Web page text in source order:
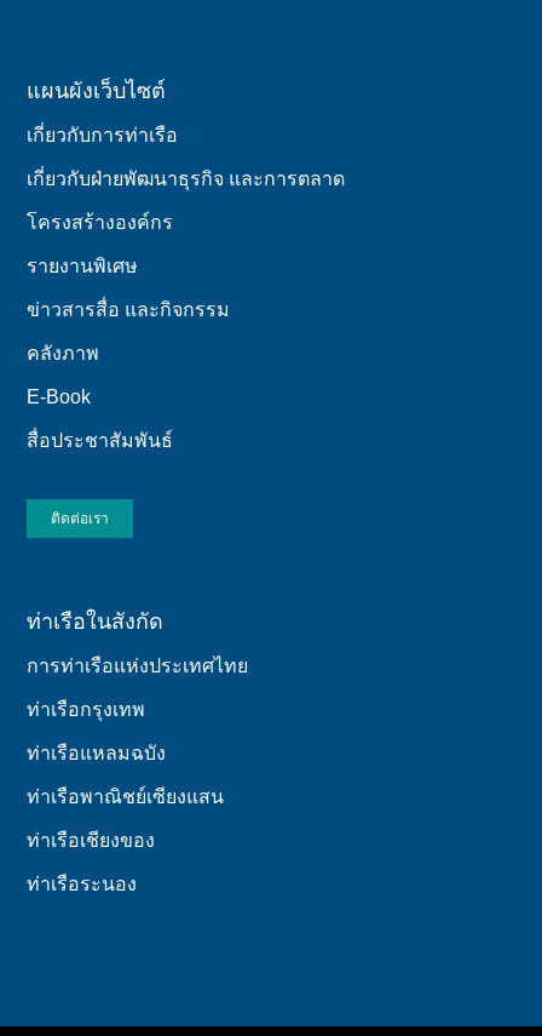
แผนผังเว็บไซต์
เกี่ยวกับการท่าเรือ
เกี่ยวกับฝ่ายพัฒนาธุรกิจ และการตลาด
โครงสร้างองค์กร
รายงานพิเศษ
ข่าวสารสื่อ และกิจกรรม
คลังภาพ
E-Book
สื่อประชาสัมพันธ์
ติดต่อเรา
ท่าเรือในสังกัด
การท่าเรือแห่งประเทศไทย
ท่าเรือกรุงเทพ
ท่าเรือแหลมฉบัง
ท่าเรือพาณิชย์เซียงแสน
ท่าเรือเชียงของ
ท่าเรือระนอง